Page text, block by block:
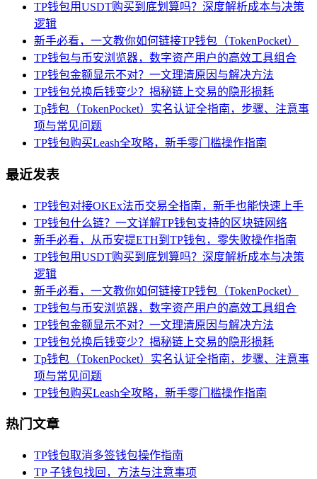
TP钱包用USDT购买到底划算吗？深度解析成本与决策
逻辑
新手必看，一文教你如何链接TP钱包（TokenPocket）
TP钱包与币安浏览器，数字资产用户的高效工具组合
TP钱包金额显示不对？一文理清原因与解决方法
TP钱包兑换后钱变少？揭秘链上交易的隐形损耗
Tp钱包（TokenPocket）实名认证全指南，步骤、注意事
项与常见问题
TP钱包购买Leash全攻略，新手零门槛操作指南
最近发表
TP钱包对接OKEx法币交易全指南，新手也能快速上手
TP钱包什么链？一文详解TP钱包支持的区块链网络
新手必看，从币安提ETH到TP钱包，零失败操作指南
TP钱包用USDT购买到底划算吗？深度解析成本与决策
逻辑
新手必看，一文教你如何链接TP钱包（TokenPocket）
TP钱包与币安浏览器，数字资产用户的高效工具组合
TP钱包金额显示不对？一文理清原因与解决方法
TP钱包兑换后钱变少？揭秘链上交易的隐形损耗
Tp钱包（TokenPocket）实名认证全指南，步骤、注意事
项与常见问题
TP钱包购买Leash全攻略，新手零门槛操作指南
热门文章
TP钱包取消多签钱包操作指南
TP 子钱包找回，方法与注意事项